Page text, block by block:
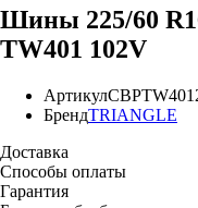
Шины 225/60
TW401 102V
Артикул
БрендTRIANGLE
Доставка
Способы оплаты
Гарантия